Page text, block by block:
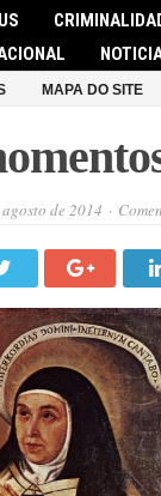
MAPA DO SITE
de 2014